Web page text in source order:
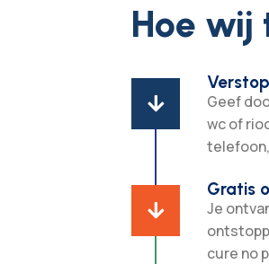
Hoe wij

Geef
wc of

Gratis
Je
cure no